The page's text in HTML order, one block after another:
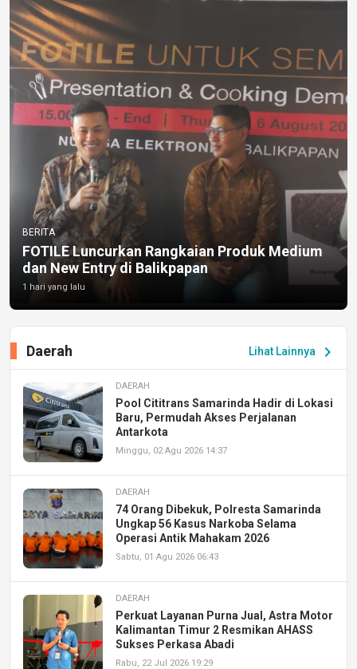
BERITA
FOTILE Luncurkan Rangkaian Produk Medium
dan New Entry di Balikpapan
1 hari yang lalu
Lihat Lainnya chevron_right
Daerah
DAERAH
Pool Cititrans Samarinda Hadir di Lokasi
Baru, Permudah Akses Perjalanan
Antarkota
Minggu, 02 Agu 2026 14:37
DAERAH
74 Orang Dibekuk, Polresta Samarinda
Ungkap 56 Kasus Narkoba Selama
Operasi Antik Mahakam 2026
Sabtu, 01 Agu 2026 06:43
DAERAH
Perkuat Layanan Purna Jual, Astra Motor
Kalimantan Timur 2 Resmikan AHASS
Sukses Perkasa Abadi
Rabu, 22 Jul 2026 19:29